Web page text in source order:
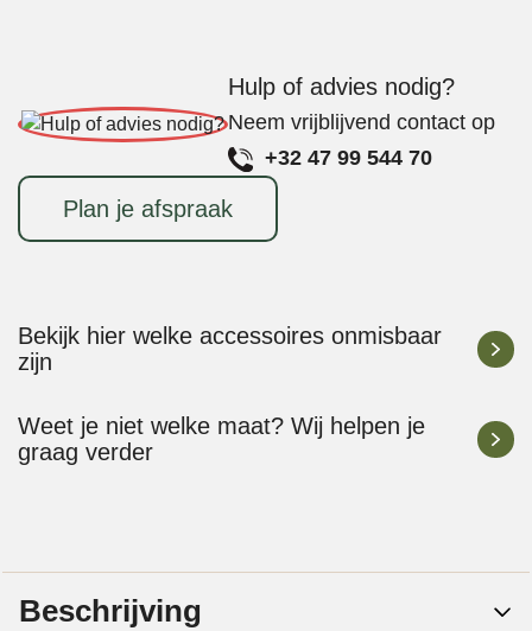
Hulp of advies nodig?
Neem vrijblijvend contact op
+32 47 99 544 70
Plan je afspraak
Bekijk hier welke accessoires onmisbaar
zijn
Weet je niet welke maat? Wij helpen je
graag verder
Beschrijving